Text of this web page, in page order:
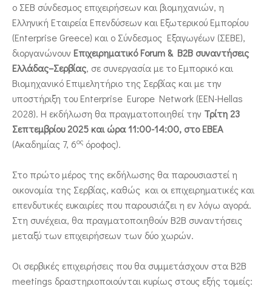
ο ΣΕΒ σύνδεσμος επιχειρήσεων και βιομηχανιών, η
Ελληνική Εταιρεία Επενδύσεων και Εξωτερικού Εμπορίου
(Enterprise Greece) και ο Σύνδεσμος Εξαγωγέων (ΣΕΒΕ),
διοργανώνουν Επιχειρηματικό Forum & B2B συναντήσεις
Ελλάδας–Σερβίας, σε συνεργασία με το Εμπορικό και
Βιομηχανικό Επιμελητήριο της Σερβίας και με την
υποστήριξη του Enterprise Europe Network (EEN-Hellas
2028). Η εκδήλωση θα πραγματοποιηθεί την Τρίτη 23
Σεπτεμβρίου 2025 και ώρα 11:00-14:00, στο ΕΒΕΑ
(Ακαδημίας 7, 6ος όροφος).
Στο πρώτο μέρος της εκδήλωσης θα παρουσιαστεί η
οικονομία της Σερβίας, καθώς και οι επιχειρηματικές και
επενδυτικές ευκαιρίες που παρουσιάζει η εν λόγω αγορά.
Στη συνέχεια, θα πραγματοποιηθούν B2B συναντήσεις
μεταξύ των επιχειρήσεων των δύο χωρών.
Οι σερβικές επιχειρήσεις που θα συμμετάσχουν στα B2B
meetings δραστηριοποιούνται κυρίως στους εξής τομείς: